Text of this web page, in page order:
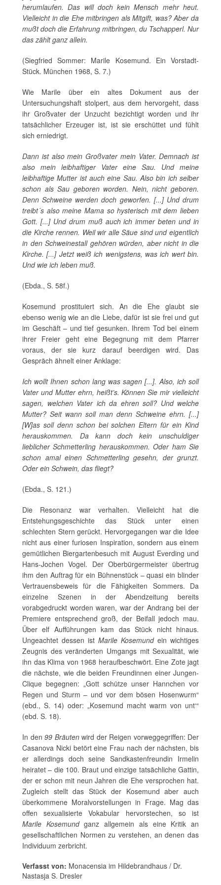
herumlaufen. Das will doch kein Mensch mehr heut.
Vielleicht in die Ehe mitbringen als Mitgift, was? Aber da
mußt doch die Erfahrung mitbringen, du Tschapperl. Nur
das zählt ganz allein.
(Siegfried Sommer: Marile Kosemund. Ein Vorstadt-
Stück. München 1968, S. 7.)
Wie Marile über ein altes Dokument aus der
Untersuchungshaft stolpert, aus dem hervorgeht, dass
ihr Großvater der Unzucht bezichtigt worden und ihr
tatsächlicher Erzeuger ist, ist sie erschüttet und fühlt
sich erniedrigt.
Dann ist also mein Großvater mein Vater. Demnach ist
also mein leibhaftiger Vater eine Sau. Und meine
leibhaftige Mutter ist auch eine Sau. Also bin ich selber
schon als Sau geboren worden. Nein, nicht geboren.
Denn Schweine werden doch geworfen. [...] Und drum
treibt´s also meine Mama so hysterisch mit dem lieben
Gott. [...] Und drum muß auch ich immer beten und in
die Kirche rennen. Weil wir alle Säue sind und eigentlich
in den Schweinestall gehören würden, aber nicht in die
Kirche. [...] Jetzt weiß ich wenigstens, was ich wert bin.
Und wie ich leben muß.
(Ebda., S. 58f.)
Kosemund prostituiert sich. An die Ehe glaubt sie
ebenso wenig wie an die Liebe, dafür ist sie frei und gut
im Geschäft – und tief gesunken. Ihrem Tod bei einem
ihrer Freier geht eine Begegnung mit dem Pfarrer
voraus, der sie kurz darauf beerdigen wird. Das
Gespräch ähnelt einer Anklage:
Ich wollt Ihnen schon lang was sagen [...]. Also, ich soll
Vater und Mutter ehrn, heißt’s. Können Sie mir vielleicht
sagen, welchen Vater ich da ehren soll? Und welche
Mutter? Seit wann soll man denn Schweine ehrn. [...]
[W]as soll denn schon bei solchen Eltern für ein Kind
herauskommen. Da kann doch kein unschuldiger
lieblicher Schmetterling herauskommen. Oder ham Sie
schon amal einen Schmetterling gesehn, der grunzt.
Oder ein Schwein, das fliegt?
(Ebda., S. 121.)
Die Resonanz war verhalten. Vielleicht hat die
Entstehungsgeschichte das Stück unter einen
schlechten Stern gerückt. Hervorgegangen war die Idee
nicht aus einer furiosen Inspiration, sondern aus einem
gemütlichen Biergartenbesuch mit August Everding und
Hans-Jochen Vogel. Der Oberbürgermeister übertrug
ihm den Auftrag für ein Bühnenstück – quasi ein blinder
Vertrauensbeweis für die Fähigkeiten Sommers. Da
einzelne Szenen in der Abendzeitung bereits
vorabgedruckt worden waren, war der Andrang bei der
Premiere entsprechend groß, der Beifall jedoch mau.
Über elf Aufführungen kam das Stück nicht hinaus.
Ungeachtet dessen ist Marile Kosemundein wichtiges
Zeugnis des veränderten Umgangs mit Sexualität, wie
ihn das Klima von 1968 heraufbeschwört. Eine Zote jagt
die nächste, wie die beiden Freundinnen einer Jungen-
Clique begegnen: „Gott schütze unser Hannchen vor
Regen und Sturm – und vor dem bösen Hosenwurm“
(ebd., S. 14) oder: „Kosemund macht warm von unt‘“
(ebd. S. 18).
In den 99 Bräutenwird der Reigen vorweggegriffen: Der
Casanova Nicki betört eine Frau nach der nächsten, bis
er allerdings doch seine Sandkastenfreundin Irmelin
heiratet – die 100. Braut und einzige tatsächliche Gattin,
der er schon mit neun Jahren die Ehe versprochen hat.
Zugleich stellt das Stück der Kosemund aber auch
überkommene Moralvorstellungen in Frage. Mag das
offen sexualisierte Vokabular hervorstechen, so ist
Marile Kosemundganz allgemein als eine Kritik an
gesellschaftlichen Normen zu verstehen, an denen das
Individuum zerbricht.
Verfasst von: Monacensia im Hildebrandhaus / Dr.
Nastasja S. Dresler